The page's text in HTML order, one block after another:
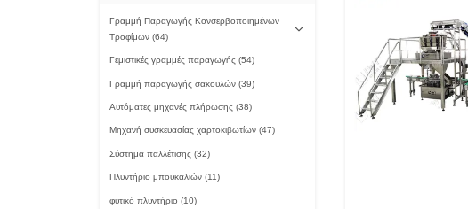
Γραμμή Παραγωγής Κονσερβοποιημένων
Τροφίμων (64)
Γεμιστικές γραμμές παραγωγής (54)
Γραμμή παραγωγής σακουλών (39)
Αυτόματες μηχανές πλήρωσης (38)
Μηχανή συσκευασίας χαρτοκιβωτίων (47)
Σύστημα παλλέτισης (32)
Πλυντήριο μπουκαλιών (11)
φυτικό πλυντήριο (10)